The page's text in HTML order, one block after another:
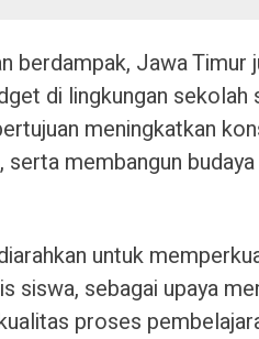
berdampak, Jawa Timur
di lingkungan
meningkatkan
membangun
untuk
siswa, sebagai upaya
proses